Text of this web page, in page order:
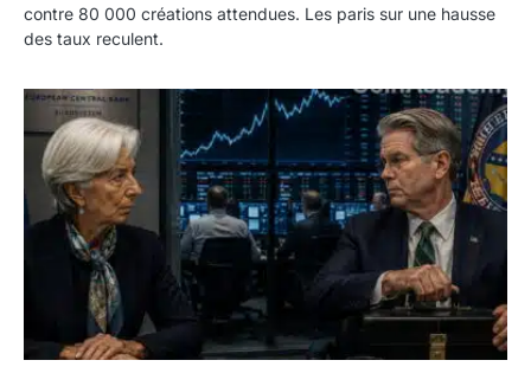
contre 80 000 créations attendues. Les paris sur une hausse
des taux reculent.
Yen : Washington a vendu des euros sans prévenir la